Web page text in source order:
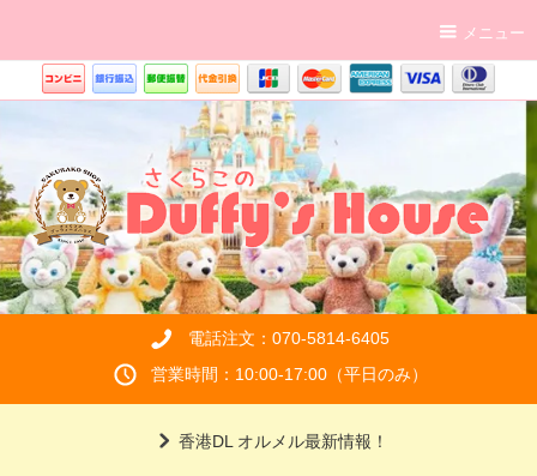
メニュー
電話注文：070-5814-6405
営業時間：10:00-17:00（平日のみ）
香港DL オルメル最新情報！